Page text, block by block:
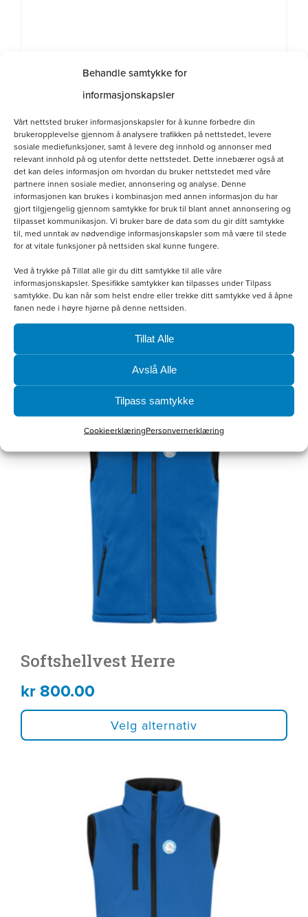
Behandle samtykke for
informasjonskapsler
Vårt nettsted bruker informasjonskapsler for å kunne forbedre din
brukeropplevelse gjennom å analysere trafikken på nettstedet, levere
sosiale mediefunksjoner, samt å levere deg innhold og annonser med
relevant innhold på og utenfor dette nettstedet. Dette innebærer også at
det kan deles informasjon om hvordan du bruker nettstedet med våre
partnere innen sosiale medier, annonsering og analyse. Denne
informasjonen kan brukes i kombinasjon med annen informasjon du har
gjort tilgjengelig gjennom samtykke for bruk til blant annet annonsering og
tilpasset kommunikasjon. Vi bruker bare de data som du gir ditt samtykke
til, med unntak av nødvendige informasjonskapsler som må være til stede
for at vitale funksjoner på nettsiden skal kunne fungere.
Ved å trykke på Tillat alle gir du ditt samtykke til alle våre
informasjonskapsler. Spesifikke samtykker kan tilpasses under Tilpass
samtykke. Du kan når som helst endre eller trekke ditt samtykke ved å åpne
fanen nede i høyre hjørne på denne nettsiden.
Tillat Alle
Avslå Alle
Tilpass samtykke
CookieerklæringPersonvernerklæring
Vanntett pose
kr150.00
Legg i handlekurv
Softshellvest Herre
kr800.00
Velg alternativ
har
Alternativene
produktsiden
Alternativene